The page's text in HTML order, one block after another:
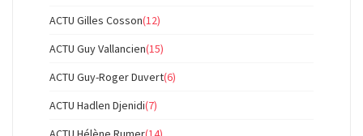
ACTU Gilles Cosson(12)
ACTU Guy Vallancien(15)
ACTU Guy-Roger Duvert(6)
ACTU Hadlen Djenidi(7)